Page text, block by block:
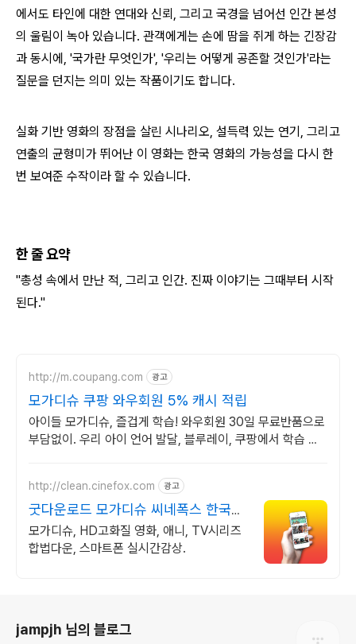
에서도 타인에 대한 연대와 신뢰, 그리고 국경을 넘어선 인간 본성
의 울림이 녹아 있습니다. 관객에게는 손에 땀을 쥐게 하는 긴장감
과 동시에, '국가란 무엇인가', '우리는 어떻게 공존할 것인가'라는
질문을 던지는 의미 있는 작품이기도 합니다.
실화 기반 영화의 장점을 살린 시나리오, 설득력 있는 연기, 그리고
연출의 균형미가 뛰어난 이 영화는 한국 영화의 가능성을 다시 한
번 보여준 수작이라 할 수 있습니다.
한 줄 요약
"총성 속에서 만난 적, 그리고 인간. 진짜 이야기는 그때부터 시작
된다."
http://m.coupang.com 광고
모가디슈 쿠팡 와우회원 5% 캐시 적립
아이들 모가디슈, 즐겁게 학습! 와우회원 30일 무료반품으로
부담없이. 우리 아이 언어 발달, 블루레이, 쿠팡에서 학습 콘
http://clean.cinefox.com 광고
굿다운로드 모가디슈 씨네폭스 한국영
화 30%할인중
모가디슈, HD고화질 영화, 애니, TV시리즈
합법다운, 스마트폰 실시간감상.
jampjh 님의 블로그